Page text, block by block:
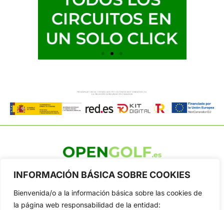
INFORMACIÓN BÁSICA SOBRE COOKIES
Bienvenida/o a la información básica sobre las cookies de
la página web responsabilidad de la entidad:
OpenGolf ofrece toda la actualidad, información del golf
profesional y amateur, resultados en directo, vídeos, noticias,
Jon Rahm, LIV Golf, PGA Tour, Ryder Cup, DP World Tour, LPGA
Tour...